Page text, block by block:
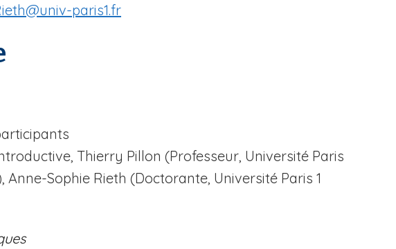
paris1.fr
Thierry Pillon (Professeur, Université Paris
Anne-Sophie Rieth (Doctorante, Université Paris 1